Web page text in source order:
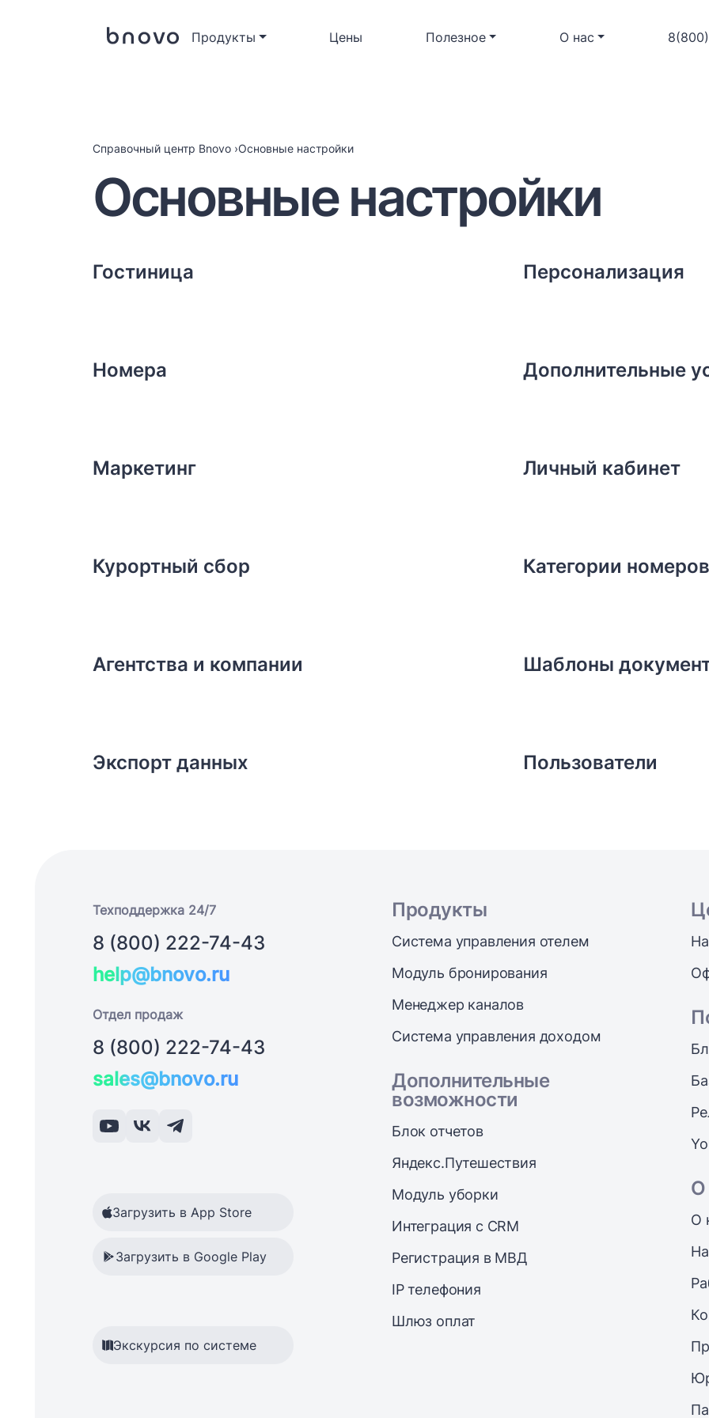
Продукты Цены Полезное О нас
Справочный центр Bnovo ›Основные настройки
Основные настройки
Гостиница Персонализация
Номера Дополнительные
Маркетинг Личный кабинет
Курортный сбор Категории номеров
Агентства и компании Шаблоны
Экспорт данных Пользователи
Техподдержка 24/7
8 (800) 222-74-43
help@bnovo.ru
Отдел продаж
8 (800) 222-74-43
sales@bnovo.ru
Загрузить в App Store
Загрузить в Google Play
Экскурсия по системе
Продукты
Система управления отелем
Модуль бронирования
Менеджер каналов
Система управления доходом
Дополнительные
возможности
Блок отчетов
Яндекс.Путешествия
Модуль уборки
Интеграция с CRM
Регистрация в МВД
IP телефония
Шлюз оплат
О
О